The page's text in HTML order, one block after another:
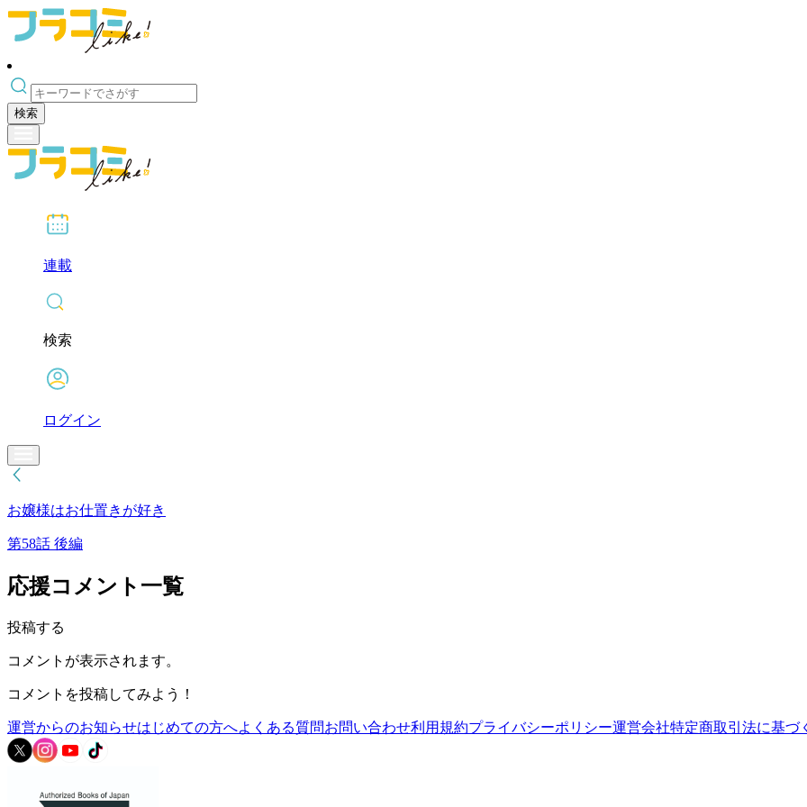
検索
連載
検索
ログイン
お嬢様はお仕置きが好き
第58話 後編
応援コメント一覧
投稿する
コメントが表示されます。
コメントを投稿してみよう！
運営からのお知らせはじめての方へよくある質問お問い合わせ利用規約プライバシーポリシー運営会社特定商取引法に基づ